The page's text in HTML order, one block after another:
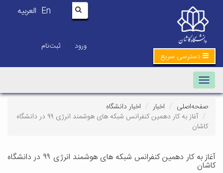
En العربیه
ورود | ثبت‌نام
دسترسی سریع
Toggle navigation
صفحه‌اصلی اخبار
اخبار دانشگاه
آغاز به کار دهمین کنفرانس شبکه­ های هوشمند انرژی ۹۹ در دانشگاه
کاشان
آغاز به کار دهمین کنفرانس شبکه­ های هوشمند انرژی ۹۹ در دانشگاه
کاشان